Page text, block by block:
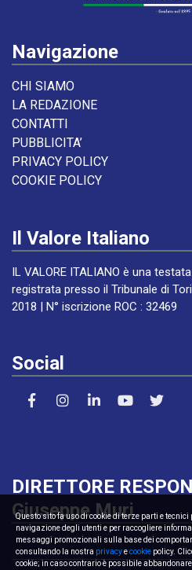
Navigazione
CHI SIAMO
LA REDAZIONE
CONTATTI
PUBBLICITA’
PRIVACY POLICY
COOKIE POLICY
Il Valore Italiano
IL VALORE ITALIANO è una testata
registrata presso il Tribunale di
2018 | N° iscrizione ROC : 32469
Social
DIRETTORE
Giuseppe Muri
Questo sito fa uso di cookie di terze parti e
navigazione degli utenti e per raccogliere
messaggi promozionali sulla base dei
consultando la nostra privacyecookie policy.
cookie; in caso contrario è possibile